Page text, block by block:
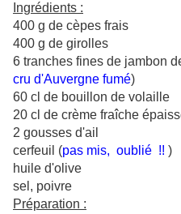
Ingrédients :
400 g de cèpes frais
400 g de girolles
6 tranches fines de jambon
cru d'Auvergne fumé)
60 cl de bouillon de volaille
20 cl de crème fraîche
2 gousses d'ail
cerfeuil (pas mis, oublié !! )
huile d'olive
sel, poivre
Préparation :